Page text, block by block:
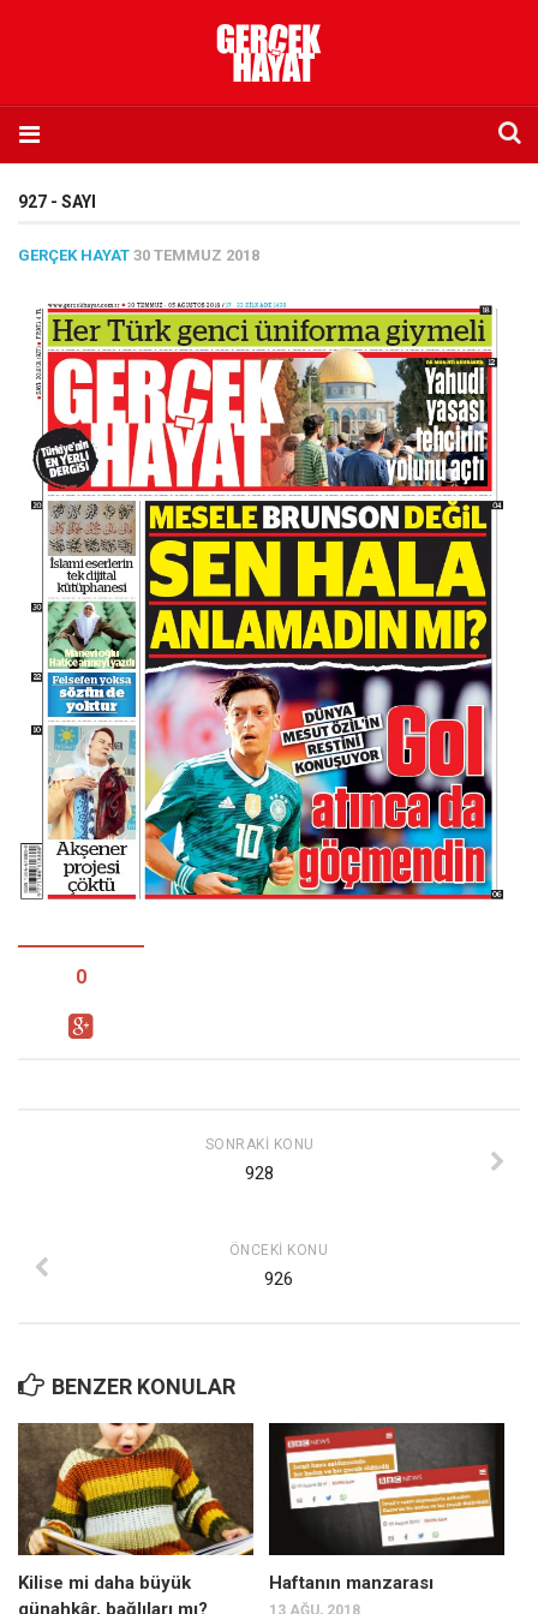
İletişim
Abone olmak istiyorum
Satış noktası listesi
Eksik sayıların temini
Sosyal Medya
Twitter
Facebook
Instagram
YouTube
Editörden
Yazarlar
Kemal Özer
Mahmut Toptaş
Yvonne Ridley
Barış Tarımcıoğlu
Leyla Şerif Emin
Tüm Sayılar
Kategoriler
Kültür Sanat
Kitap
7 soruda bu hafta
927 - SAYI
GERÇEK HAYAT 30 TEMMUZ 2018
0
SONRAKI KONU
928
ÖNCEKI KONU
926
BENZER KONULAR
Kilise mi daha büyük
günahkâr, bağlıları mı?
Haftanın manzarası
13 AĞU, 2018